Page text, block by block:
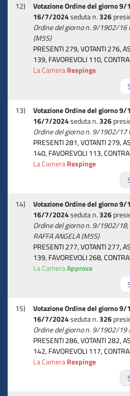
12) Votazione Ordine del giorno
16/7/2024seduta n.326
Ordine del giorno n. 9/1902/16
(M5S)
PRESENTI 279, VOTANTI 276,
139, FAVOREVOLI 110,
La CameraRespinge
13) Votazione Ordine del giorno
16/7/2024seduta n.326
Ordine del giorno n. 9/1902/17
PRESENTI 281, VOTANTI 279,
140, FAVOREVOLI 113,
La CameraRespinge
14) Votazione Ordine del giorno
16/7/2024seduta n.326
Ordine del giorno n. 9/1902/
RAFFA ANGELA (M5S)
PRESENTI 277, VOTANTI 277,
139, FAVOREVOLI 268,
La CameraApprova
15) Votazione Ordine del giorno
16/7/2024seduta n.326
Ordine del giorno n. 9/1902/19
PRESENTI 286, VOTANTI 282,
142, FAVOREVOLI 117,
La CameraRespinge